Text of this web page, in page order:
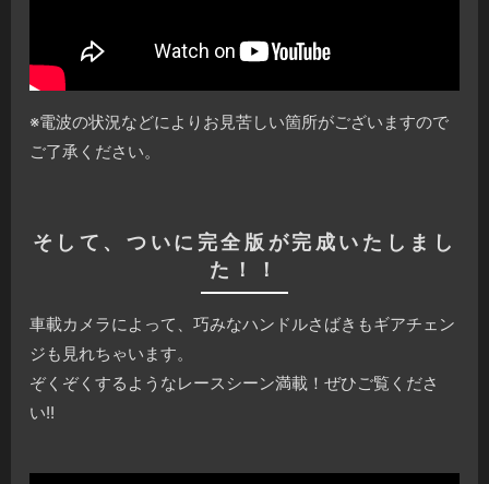
※電波の状況などによりお見苦しい箇所がございますので
ご了承ください。
そして、ついに完全版が完成いたしまし
た！！
車載カメラによって、巧みなハンドルさばきもギアチェン
ジも見れちゃいます。
ぞくぞくするようなレースシーン満載！ぜひご覧くださ
い!!